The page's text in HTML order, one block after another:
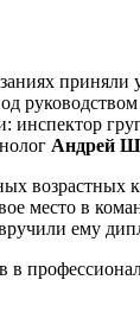
приняли
инспектор
Андрей
возрастных
место в
ему